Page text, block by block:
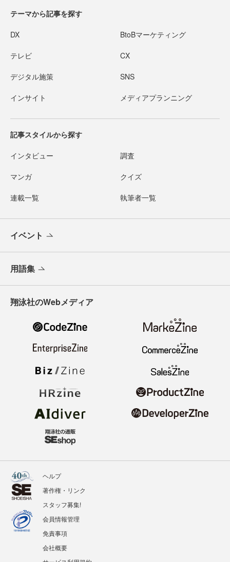
テーマから記事を探す
DX BtoBマーケティング
テレビ CX
デジタル施策 SNS
インサイト メディアプランニング
記事スタイルから探す
インタビュー 調査
マンガ クイズ
連載一覧 執筆者一覧
イベント
用語集
翔泳社のWebメディア
ヘルプ
著作権・リンク
スタッフ募集!
会員情報管理
免責事項
会社概要